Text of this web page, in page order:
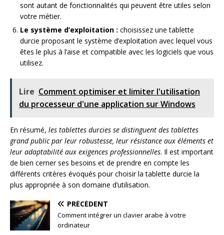
sont autant de fonctionnalités qui peuvent être utiles selon
votre métier.
Le système d’exploitation : choisissez une tablette
durcie proposant le système d’exploitation avec lequel vous
êtes le plus à l’aise et compatible avec les logiciels que vous
utilisez.
Lire Comment optimiser et limiter l'utilisation
du processeur d'une application sur Windows
En résumé, les tablettes durcies se distinguent des tablettes
grand public par leur robustesse, leur résistance aux éléments et
leur adaptabilité aux exigences professionnelles. Il est important
de bien cerner ses besoins et de prendre en compte les
différents critères évoqués pour choisir la tablette durcie la
plus appropriée à son domaine d’utilisation.
PRÉCÉDENT
Comment intégrer un clavier arabe à votre
ordinateur